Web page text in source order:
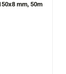
mm, 50m